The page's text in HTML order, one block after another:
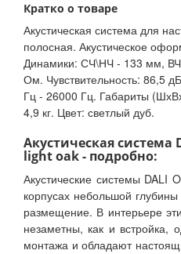
Кратко о товаре
Акустическая система для
полосная. Акустическое
Динамики: СЧ\НЧ - 133 мм,
Ом. Чувствительность: 86,5
Гц - 26000 Гц. Габариты
4,9 кг. Цвет: светлый дуб.
Акустическая система
light oak - подробно:
Акустические системы DALI
корпусах небольшой
размещение. В интерьере
незаметны, как и встройка,
монтажа и обладают